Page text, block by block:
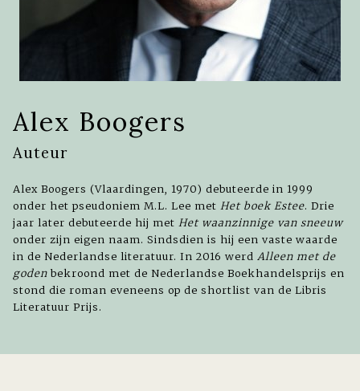
Alex Boogers
Auteur
Alex Boogers (Vlaardingen, 1970) debuteerde in 1999
onder het pseudoniem M.L. Lee met Het boek Estee. Drie
jaar later debuteerde hij met Het waanzinnige van sneeuw
onder zijn eigen naam. Sindsdien is hij een vaste waarde
in de Nederlandse literatuur. In 2016 werd Alleen met de
godenbekroond met de Nederlandse Boekhandelsprijs en
stond die roman eveneens op de shortlist van de Libris
Literatuur Prijs.